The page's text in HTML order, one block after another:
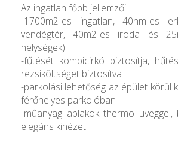
Az ingatlan főbb jellemzői:
-1700m2-es ingatlan, 40nm-es
vendégtér, 40m2-es iroda és
helységek)
-fűtését kombicirkó biztosítja,
rezsiköltséget biztosítva
-parkolási lehetőség az épület körül
férőhelyes parkolóban
-műanyag ablakok thermo üveggel,
elegáns kinézet